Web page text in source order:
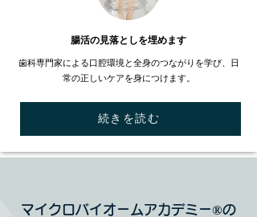
​腸活の見落としを埋めます
歯科専門家による口腔環境と全身のつながりを学び、日
常の正しいケアを身につけます。
続きを読む
マイクロバイオームアカデミー®の